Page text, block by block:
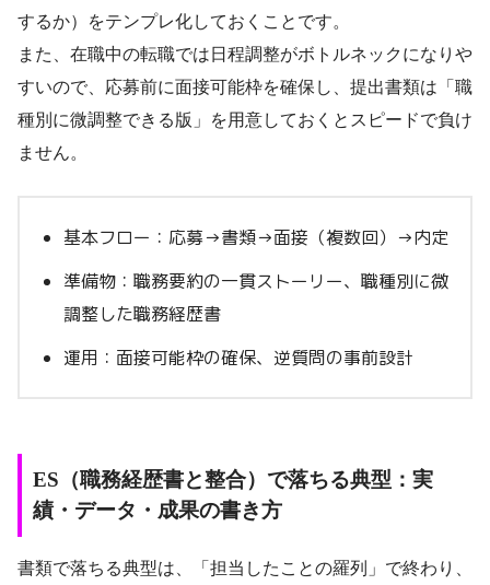
するか）をテンプレ化しておくことです。
また、在職中の転職では日程調整がボトルネックになりや
すいので、応募前に面接可能枠を確保し、提出書類は「職
種別に微調整できる版」を用意しておくとスピードで負け
ません。
基本フロー：応募→書類→面接（複数回）→内定
準備物：職務要約の一貫ストーリー、職種別に微
調整した職務経歴書
運用：面接可能枠の確保、逆質問の事前設計
ES（職務経歴書と整合）で落ちる典型：実
績・データ・成果の書き方
書類で落ちる典型は、「担当したことの羅列」で終わり、